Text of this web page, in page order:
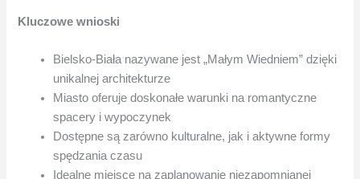
Kluczowe wnioski
Bielsko-Biała nazywane jest „Małym Wiedniem” dzięki
unikalnej architekturze
Miasto oferuje doskonałe warunki na romantyczne
spacery i wypoczynek
Dostępne są zarówno kulturalne, jak i aktywne formy
spędzania czasu
Idealne miejsce na zaplanowanie niezapomnianej